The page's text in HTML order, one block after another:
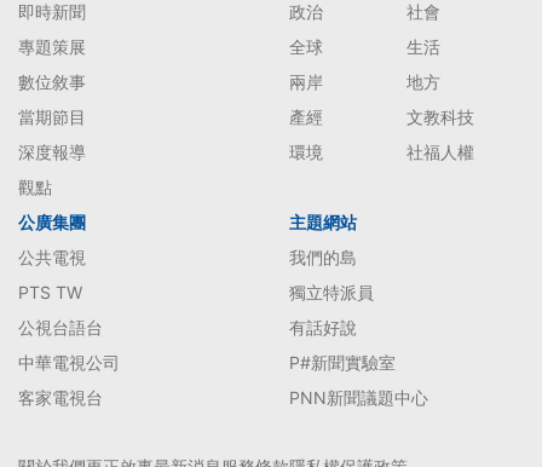
即時新聞
專題策展
數位敘事
當期節目
深度報導
觀點
政治
社會
全球
生活
兩岸
地方
產經
文教科技
環境
社福人權
公廣集團
公共電視
PTS TW
公視台語台
中華電視公司
客家電視台
主題網站
我們的島
獨立特派員
有話好說
P#新聞實驗室
PNN新聞議題中心